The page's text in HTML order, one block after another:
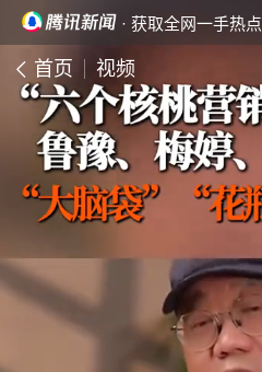
· 获取全网一手热点
首页 视频